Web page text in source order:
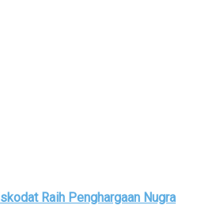
Raih Penghargaan Nugra